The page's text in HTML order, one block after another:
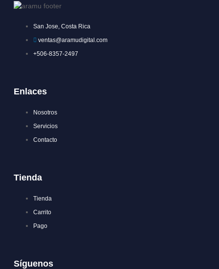
San Jose, Costa Rica
ventas@aramudigital.com
+506-8357-2497
Enlaces
Nosotros
Servicios
Contacto
Tienda
Tienda
Carrito
Pago
Síguenos